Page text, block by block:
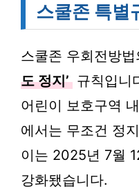
스쿨존 특별
스쿨존 우회전방
도 정지’ 규칙입니
어린이 보호구역
에서는 무조건 정
이는 2025년 7월
강화됐습니다.